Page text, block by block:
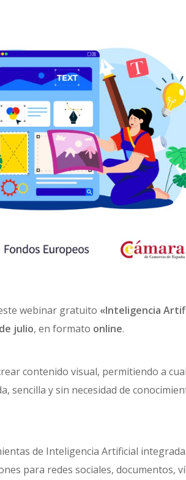
webinar gratuito «Inteligencia
julio, en formato online.
contenido visual, permitiendo a
sencilla y sin necesidad de
de Inteligencia Artificial
para redes sociales, documentos,